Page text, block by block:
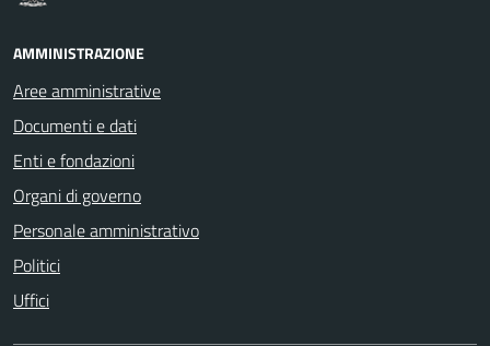
AMMINISTRAZIONE
Aree amministrative
Documenti e dati
Enti e fondazioni
Organi di governo
Personale amministrativo
Politici
Uffici